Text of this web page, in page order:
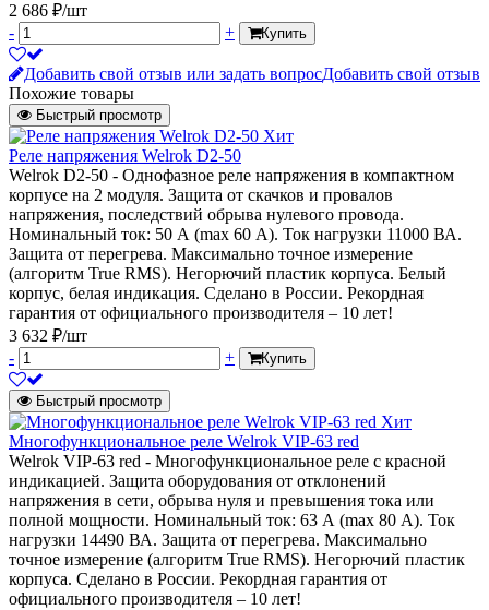
2 686 ₽/шт
-
+ Купить
Добавить свой отзыв или задать вопросДобавить свой отзыв
Похожие товары
Быстрый просмотр
Хит
Реле напряжения Welrok D2-50
Welrok D2-50 - Однофазное реле напряжения в компактном
корпусе на 2 модуля. Защита от скачков и провалов
напряжения, последствий обрыва нулевого провода.
Номинальный ток: 50 А (max 60 А). Ток нагрузки 11000 ВА.
Защита от перегрева. Максимально точное измерение
(алгоритм True RMS). Негорючий пластик корпуса. Белый
корпус, белая индикация. Сделано в России. Рекордная
гарантия от официального производителя – 10 лет!
3 632 ₽/шт
-
+ Купить
Быстрый просмотр
Хит
Многофункциональное реле Welrok VIP-63 red
Welrok VIP-63 red - Многофункциональное реле с красной
индикацией. Защита оборудования от отклонений
напряжения в сети, обрыва нуля и превышения тока или
полной мощности. Номинальный ток: 63 А (max 80 А). Ток
нагрузки 14490 ВА. Защита от перегрева. Максимально
точное измерение (алгоритм True RMS). Негорючий пластик
корпуса. Сделано в России. Рекордная гарантия от
официального производителя – 10 лет!